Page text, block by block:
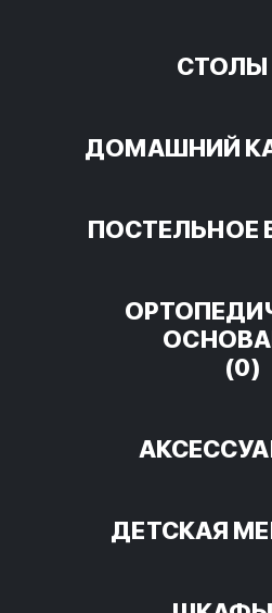
СТОЛЫ
ДОМАШНИЙ
ПОСТЕЛЬНОЕ
(0)
ДЕТСКАЯ